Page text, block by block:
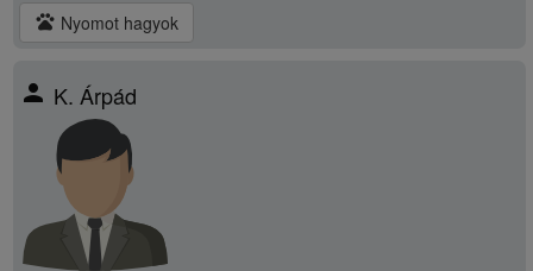
pets Nyomot hagyok
person K. Árpád